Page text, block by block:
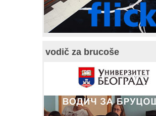
vodič za brucoše